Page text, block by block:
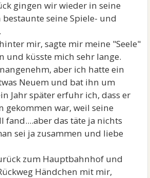
gingen wir wieder in seine
seine Spiele- und
mir, sagte mir meine "Seele"
und küsste mich sehr lange.
aber ich hatte ein
Neuem und bat ihn um
Jahr später erfuhr ich, dass er
gekommen war, weil seine
fand....aber das täte ja nichts
sei ja zusammen und liebe
zum Hauptbahnhof und
Händchen mit mir,